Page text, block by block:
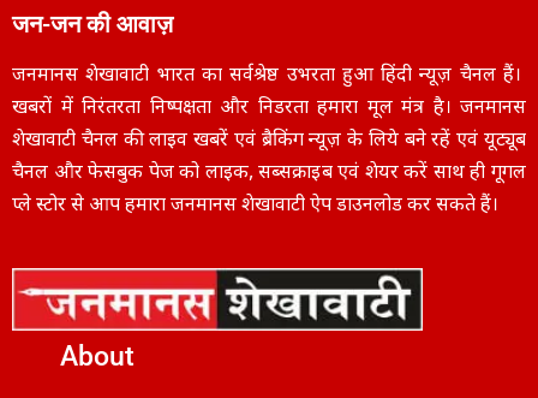
जन-जन की आवाज़
जनमानस शेखावाटी भारत का सर्वश्रेष्ठ उभरता हुआ हिंदी न्यूज़ चैनल हैं।
खबरों में निरंतरता निष्पक्षता और निडरता हमारा मूल मंत्र है। जनमानस
शेखावाटी चैनल की लाइव खबरें एवं ब्रैकिंग न्यूज़ के लिये बने रहें एवं यूट्यूब
चैनल और फेसबुक पेज को लाइक, सब्सक्राइब एवं शेयर करें साथ ही गूगल
प्ले स्टोर से आप हमारा जनमानस शेखावाटी ऐप डाउनलोड कर सकते हैं।
About